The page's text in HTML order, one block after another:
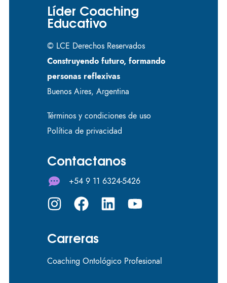
Líder Coaching
Educativo
© LCE Derechos Reservados
Construyendo futuro, formando
personas reflexivas
Buenos Aires, Argentina
Términos y condiciones de uso
Política de privacidad
Contactanos
+54 9 11 6324-5426
Carreras
Coaching Ontológico Profesional